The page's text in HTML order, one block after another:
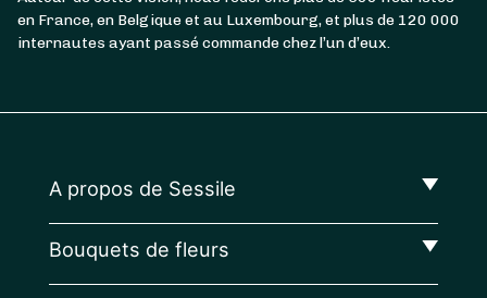
en France, en Belgique et au Luxembourg, et plus de 120 000
internautes ayant passé commande chez l’un d’eux.
A propos de Sessile
Bouquets de fleurs